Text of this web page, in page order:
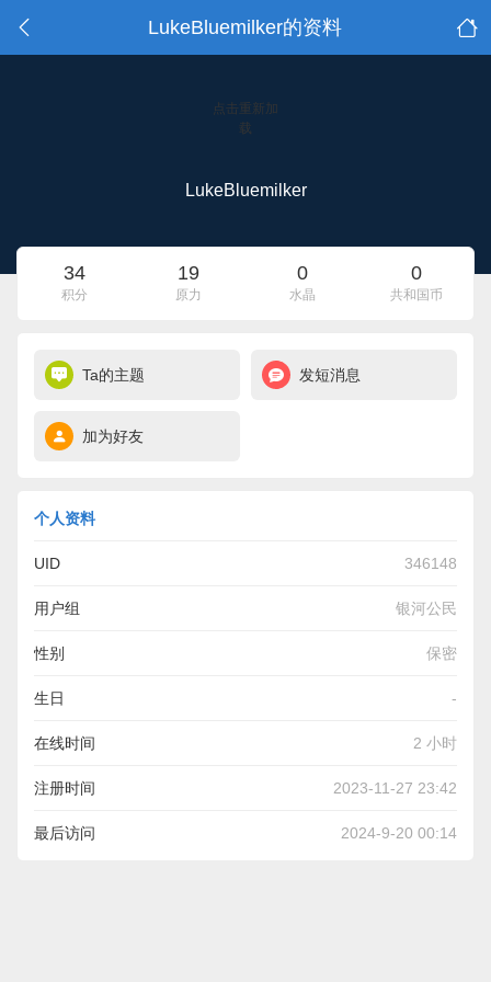
LukeBluemilker的资料
点击重新加
载
LukeBluemilker
34
积分
19
原力
0
水晶
0
共和国币
Ta的主题 发短消息
加为好友
个人资料
UID 346148
用户组 银河公民
性别 保密
生日 -
在线时间 2 小时
注册时间 2023-11-27 23:42
最后访问 2024-9-20 00:14